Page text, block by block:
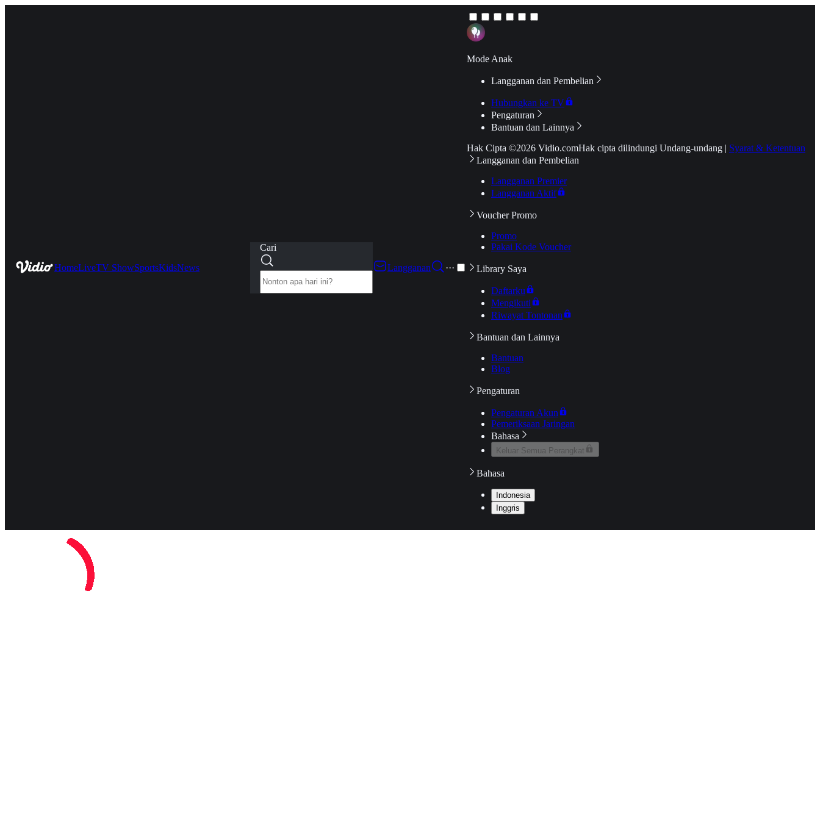
HomeLiveTV ShowSportsKidsNews
Cari
Langganan
···
Mode Anak
Langganan dan Pembelian
Hubungkan ke TV
Pengaturan
Bantuan dan Lainnya
Hak Cipta ©2026 Vidio.comHak cipta dilindungi Undang-undang | Syarat & Ketentuan
Langganan dan Pembelian
Langganan Premier
Langganan Aktif
Voucher Promo
Promo
Pakai Kode Voucher
Library Saya
Daftarku
Mengikuti
Riwayat Tontonan
Bantuan dan Lainnya
Bantuan
Blog
Pengaturan
Pengaturan Akun
Pemeriksaan Jaringan
Bahasa
Keluar Semua Perangkat
Bahasa
Indonesia
Inggris